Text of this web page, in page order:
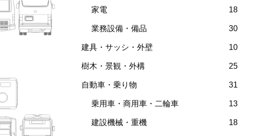
家電 18
業務設備・備品 30
建具・サッシ・外壁 10
樹木・景観・外構 25
自動車・乗り物 31
乗用車・商用車・二輪車 13
建設機械・重機 18